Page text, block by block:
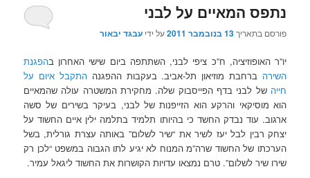
נתפס המאיים על לבני
פורסם בתאריך13 בנובמבר 2011 על ידיעבגד יבאור
יו”ר האופוזיציה, ח”כ ציפי לבני, השתתפה ביום שישי האחרון בהפגנת
השירה ברחבת מוזיאון תל-אביב. בעקבות ההפגנההתקבל איום על
חייה של לבני בדף הפייסבוק שלה. מחקירת המשטרה עולה שהמאיים
הוא מוסיקאי והרקע הוא הזייפנות של לבני, בעיקר בשירים של סשה
ארגוב. עוד נבדק החשד כי בהיותו תלמיד בתלמה ילין איים החשוד על
יצחק רבין לבל יעז לשיר את “שיר לשלום” באותה עצרת גורלית, בשל
הערכתו של החשוד שרה”מ המנוח לא יגיע לתו הגבוה במשפט “לכן רק
שירו שיר לשלום”. טרם נמצאו עדויות הקושרות את החשוד ליגאל עמיר.